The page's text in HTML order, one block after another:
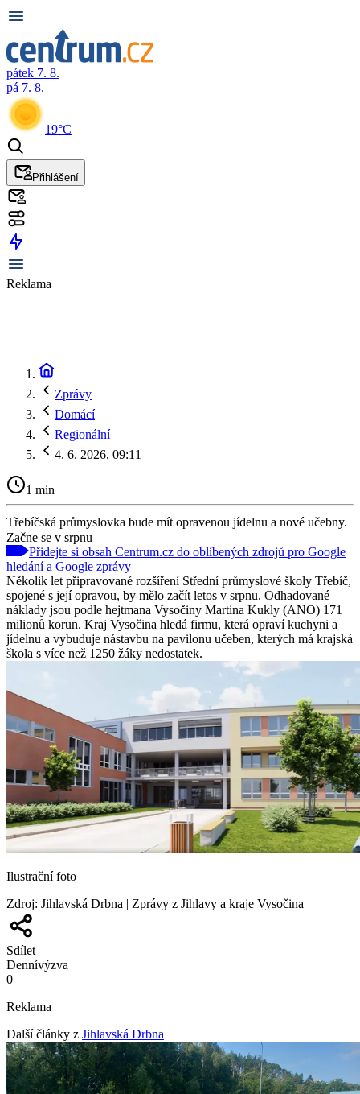
pátek 7. 8.
pá 7. 8.
19°C
Přihlášení
Reklama
Zprávy
Domácí
Regionální
4. 6. 2026, 09:11
1 min
Třebíčská průmyslovka bude mít opravenou jídelnu a nové učebny.
Začne se v srpnu
Přidejte si obsah Centrum.cz do oblíbených zdrojů pro Google
hledání a Google zprávy
Několik let připravované rozšíření Střední průmyslové školy Třebíč,
spojené s její opravou, by mělo začít letos v srpnu. Odhadované
náklady jsou podle hejtmana Vysočiny Martina Kukly (ANO) 171
milionů korun. Kraj Vysočina hledá firmu, která opraví kuchyni a
jídelnu a vybuduje nástavbu na pavilonu učeben, kterých má krajská
škola s více než 1250 žáky nedostatek.
Ilustrační foto
Zdroj: Jihlavská Drbna | Zprávy z Jihlavy a kraje Vysočina
Sdílet
Dennívýzva
0
Reklama
Další články z Jihlavská Drbna